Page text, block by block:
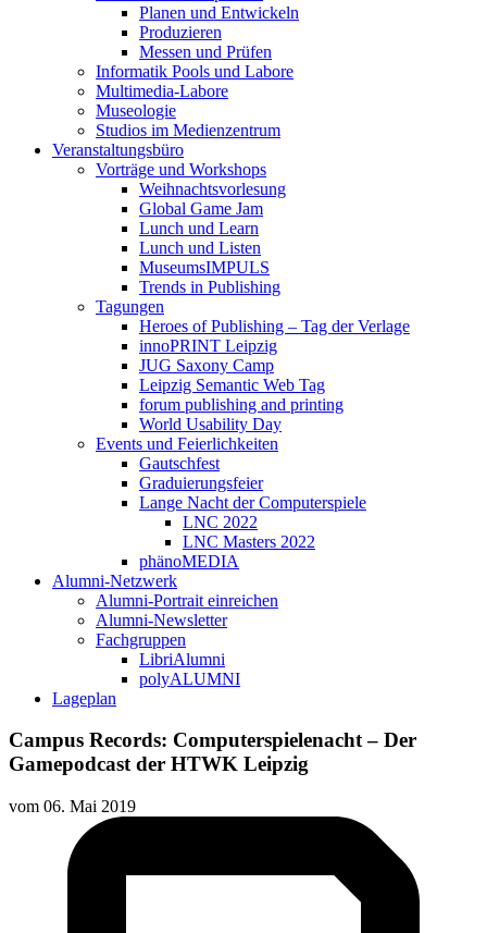
Planen und Entwickeln
Produzieren
Messen und Prüfen
Informatik Pools und Labore
Multimedia-Labore
Museologie
Studios im Medienzentrum
Veranstaltungsbüro
Vorträge und Workshops
Weihnachtsvorlesung
Global Game Jam
Lunch und Learn
Lunch und Listen
MuseumsIMPULS
Trends in Publishing
Tagungen
Heroes of Publishing – Tag der Verlage
innoPRINT Leipzig
JUG Saxony Camp
Leipzig Semantic Web Tag
forum publishing and printing
World Usability Day
Events und Feierlichkeiten
Gautschfest
Graduierungsfeier
Lange Nacht der Computerspiele
LNC 2022
LNC Masters 2022
phänoMEDIA
Alumni-Netzwerk
Alumni-Portrait einreichen
Alumni-Newsletter
Fachgruppen
LibriAlumni
polyALUMNI
Lageplan
Campus Records: Computerspielenacht – Der
Gamepodcast der HTWK Leipzig
vom 06. Mai 2019